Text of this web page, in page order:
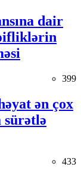
dair
399
ən çox
sürətlə
433